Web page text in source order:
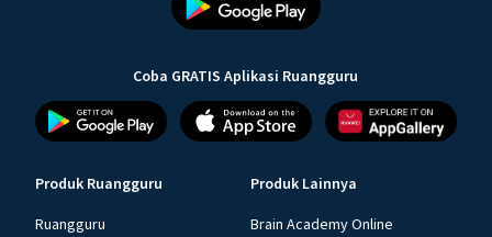
Coba GRATIS Aplikasi Ruangguru
Produk Ruangguru
Ruangguru
Produk Lainnya
Brain Academy Online